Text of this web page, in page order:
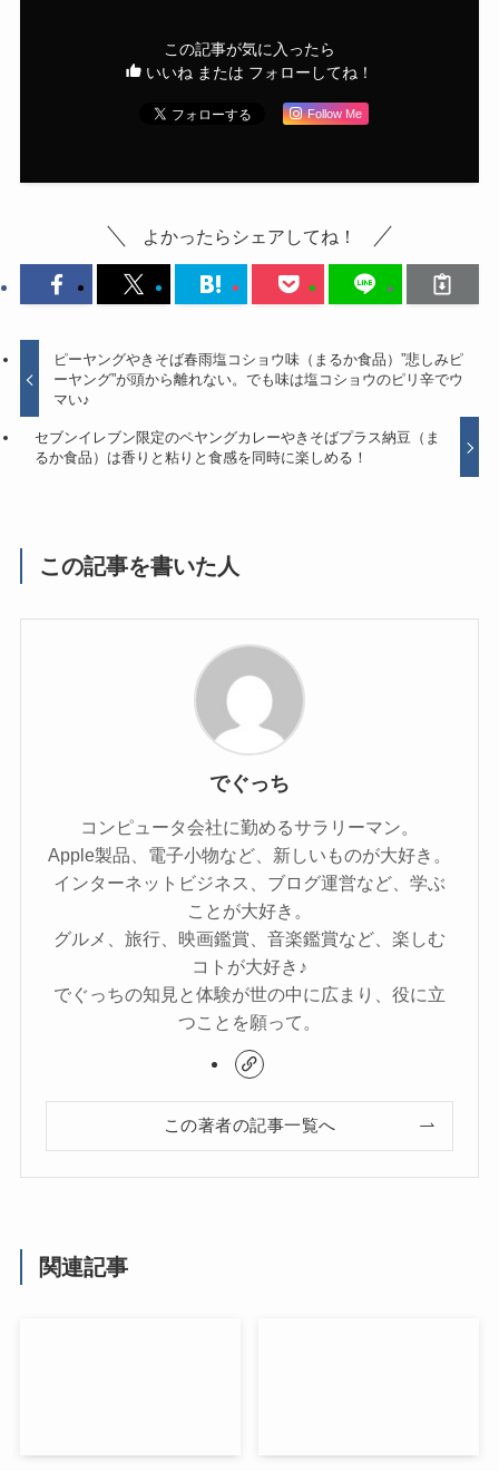
この記事が気に入ったら
いいね または フォローしてね！
Follow Me
よかったらシェアしてね！
ピーヤングやきそば春雨塩コショウ味（まるか食品）”悲しみピ
ーヤング”が頭から離れない。でも味は塩コショウのピリ辛でウ
マい♪
セブンイレブン限定のペヤングカレーやきそばプラス納豆（ま
るか食品）は香りと粘りと食感を同時に楽しめる！
この記事を書いた人
でぐっち
コンピュータ会社に勤めるサラリーマン。
Apple製品、電子小物など、新しいものが大好き。
インターネットビジネス、ブログ運営など、学ぶ
ことが大好き。
グルメ、旅行、映画鑑賞、音楽鑑賞など、楽しむ
コトが大好き♪
でぐっちの知見と体験が世の中に広まり、役に立
つことを願って。
この著者の記事一覧へ
関連記事